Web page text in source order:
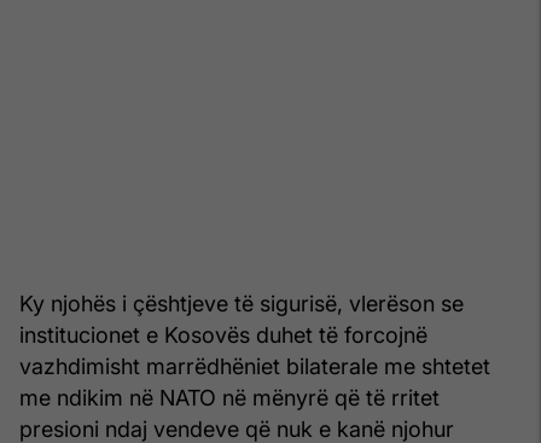
Ky njohës i çështjeve të sigurisë, vlerëson se
institucionet e Kosovës duhet të forcojnë
vazhdimisht marrëdhëniet bilaterale me shtetet
me ndikim në NATO në mënyrë që të rritet
presioni ndaj vendeve që nuk e kanë njohur